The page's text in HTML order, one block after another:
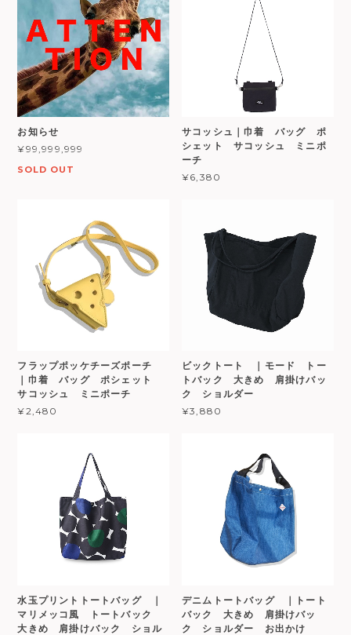
お知らせ
¥99,999,999
SOLD OUT
サコッシュ｜巾着 バッグ ポ
シェット サコッシュ ミニポ
ーチ
¥6,380
フラップポッケチーズポーチ
｜巾着 バッグ ポシェット
サコッシュ ミニポーチ
¥2,480
ビックトート ｜モード トー
トバック 大きめ 肩掛けバッ
ク ショルダー
¥3,880
水玉プリントトートバッグ ｜
マリメッコ風 トートバック
大きめ 肩掛けバック ショル
デニムトートバッグ ｜トート
バック 大きめ 肩掛けバッ
ク ショルダー お出かけ